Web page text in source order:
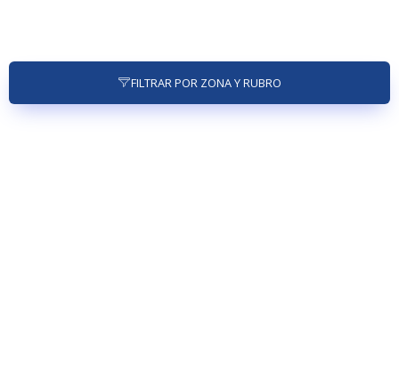
FILTRAR POR ZONA Y RUBRO